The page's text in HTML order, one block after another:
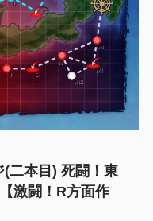
(二本目) 死闘！東
激闘！R方面作